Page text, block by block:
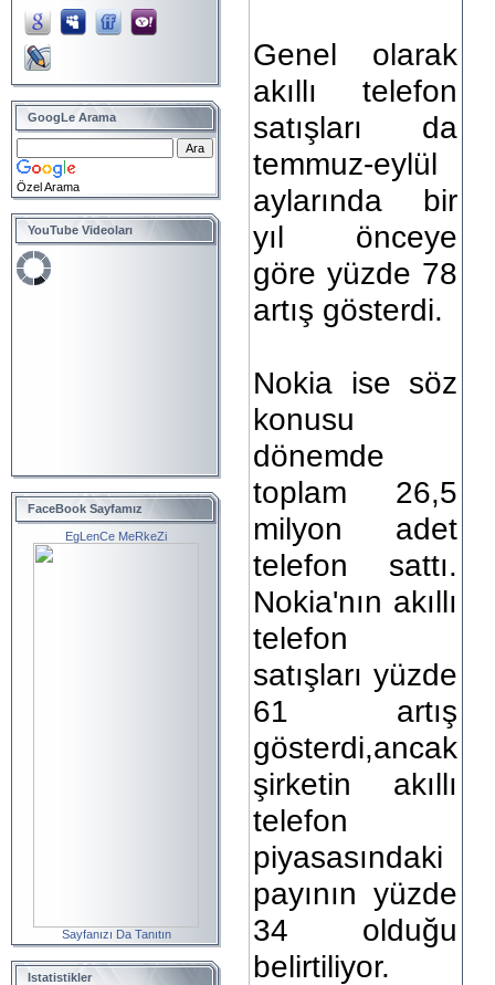
GoogLe Arama
Özel Arama
YouTube Videoları
FaceBook Sayfamız
EgLenCe MeRkeZi
Sayfanızı Da Tanıtın
Istatistikler
Genel olarak
akıllı telefon
satışları da
temmuz-eylül
aylarında bir
yıl önceye
göre yüzde 78
artış gösterdi.
Nokia ise söz
konusu
dönemde
toplam 26,5
milyon adet
telefon sattı.
Nokia'nın akıllı
telefon
satışları yüzde
61 artış
gösterdi,ancak
şirketin akıllı
telefon
piyasasındaki
payının yüzde
34 olduğu
belirtiliyor.